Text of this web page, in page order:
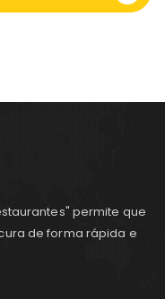
permite que
de forma rápida e